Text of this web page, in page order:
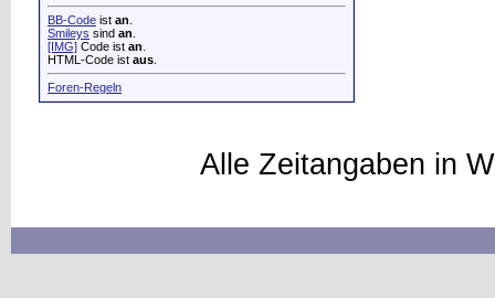
BB-Code ist an
Smileys sind an
[IMG] Code ist an
HTML-Code ist aus
Foren-Regeln
Alle Zeitangaben in